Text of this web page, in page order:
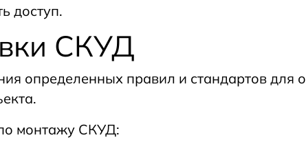
доступ.
СКУД
определенных правил и стандартов для
монтажу СКУД: